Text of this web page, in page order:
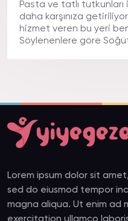
Pasta ve tatlı
daha karşınıza
hizmet veren bu yeri
Söylenenlere göre
Lorem ipsum dolor sit
sed do eiusmod tempor
magna aliqua. Ut enim ad